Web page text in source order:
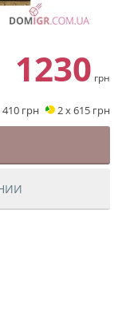
1230 грн
410 грн 2 x 615 грн